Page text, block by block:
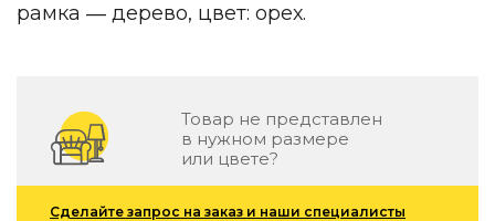
Декор
Для кухни
Предметы интерьера
Зеркала
Вентиляторы
Ковры
рамка ― дерево, цвет: орех.
Товар не представлен
в нужном размере
или цвете?
Сделайте запрос на заказ и наши специалисты